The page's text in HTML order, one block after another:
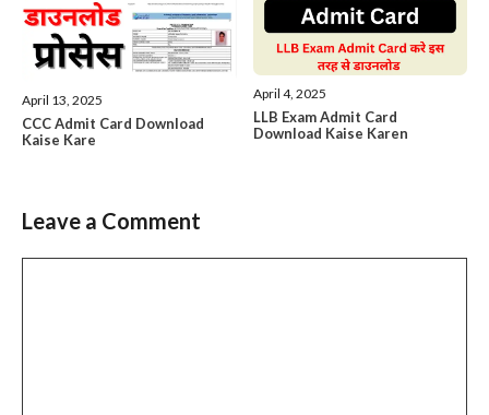
April 13, 2025
CCC Admit Card Download
Kaise Kare
April 4, 2025
LLB Exam Admit Card
Download Kaise Karen
Leave a Comment